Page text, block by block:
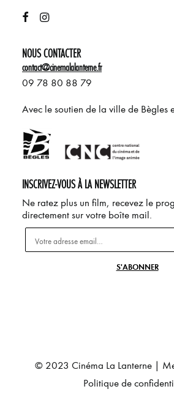
NOUS CONTACTER
contact@cinemalalanterne.fr
09 78 80 88 79
Avec le soutien de la ville de Bègles
INSCRIVEZ-VOUS À LA NEWSLETTER
Ne ratez plus un film, recevez le
directement sur votre boîte mail.
© 2023 Cinéma La Lanterne |
Politique de